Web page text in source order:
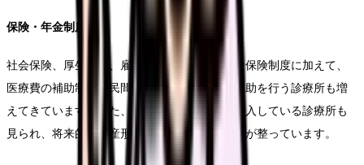
保険・年金制度
社会保険、厚生年金、雇用保険などの基本的な保険制度に加えて、
医療費の補助制度や民間の医療保険への加入補助を行う診療所も増
えてきています。また、確定拠出年金制度を導入している診療所も
見られ、将来的な資産形成をサポートする体制が整っています。